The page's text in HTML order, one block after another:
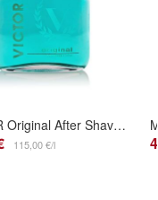
VICTOR Original After Shave Lotion 100ml
115,00 €/l